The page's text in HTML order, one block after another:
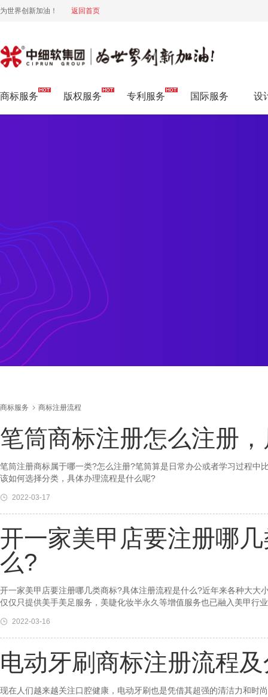
为世界创新加油！ 返回首页
商标注册流程
商标服务 版权服务 专利服务 国际服务 设
商标服务 商标注册流程
笔筒商标注册怎么注册
笔筒注册商标属于哪一类?怎么注册?笔筒算是日常办公或者学习过程
该如何选择分类，具体办理流程是什么呢?
2022-03-17
开一家美甲店要注册哪
么?
开一家美甲店要注册哪几类商标?具体注册流程是什么?近年来各种大
仅仅只提供美手美足服务，美睫化妆半永久等增值服务也已融入美甲行
2022-03-16
电动牙刷商标注册流程
现在人们越来越关注口腔健康，电动牙刷也是凭借其超强的清洁力和时